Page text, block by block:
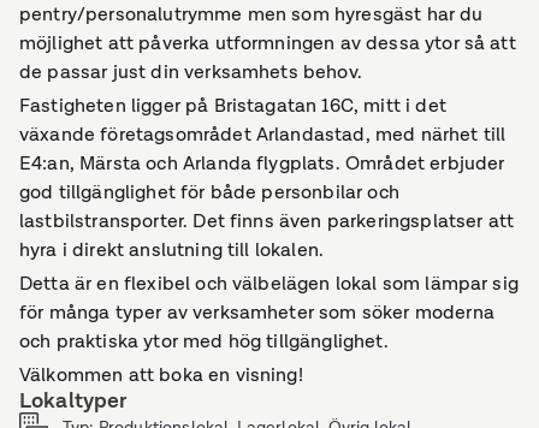
pentry/personalutrymme men som hyresgäst har du
möjlighet att påverka utformningen av dessa ytor så att
de passar just din verksamhets behov.
Fastigheten ligger på Bristagatan 16C, mitt i det
växande företagsområdet Arlandastad, med närhet till
E4:an, Märsta och Arlanda flygplats. Området erbjuder
god tillgänglighet för både personbilar och
lastbilstransporter. Det finns även parkeringsplatser att
hyra i direkt anslutning till lokalen.
Detta är en flexibel och välbelägen lokal som lämpar sig
för många typer av verksamheter som söker moderna
och praktiska ytor med hög tillgänglighet.
Välkommen att boka en visning!
Lokaltyper